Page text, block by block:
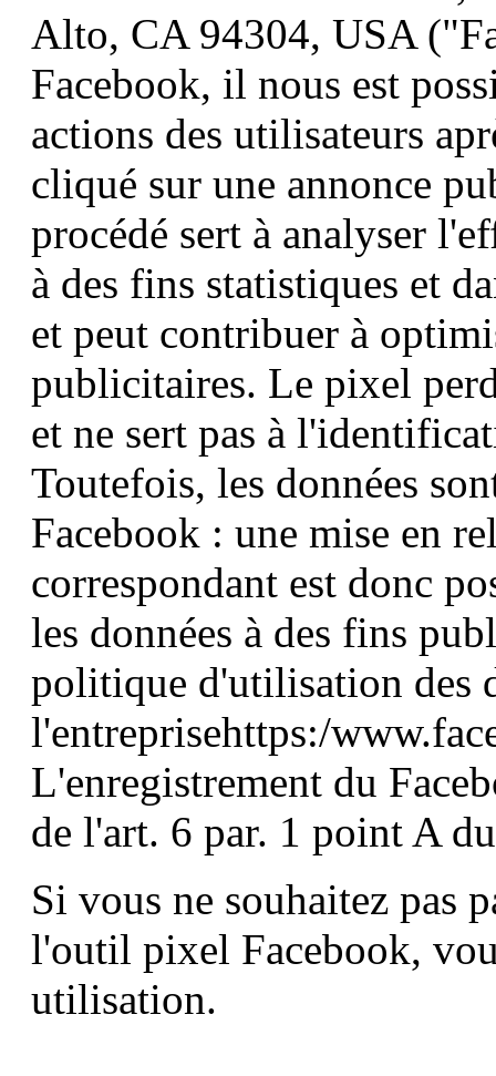
Alto, CA 94304, USA
Facebook, il nous est
actions des utilisateurs
cliqué sur une annonce
procédé sert à analyser
à des fins statistiques et
et peut contribuer à
publicitaires. Le pixel
et ne sert pas à
Toutefois, les données
Facebook : une mise en
correspondant est donc
les données à des fins
politique d'utilisation des
l'entreprisehttps:/
L'enregistrement du
de l'art. 6 par. 1 point A
Si vous ne souhaitez pas
l'outil pixel Facebook,
utilisation.